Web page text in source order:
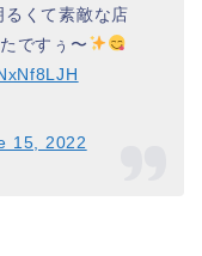
るくて素敵な店
ですぅ〜
15, 2022